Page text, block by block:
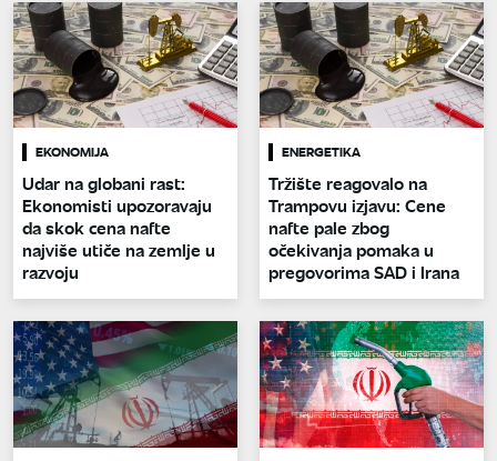
EKONOMIJA
Udar na globani rast:
Ekonomisti upozoravaju
da skok cena nafte
najviše utiče na zemlje u
razvoju
ENERGETIKA
Tržište reagovalo na
Trampovu izjavu: Cene
nafte pale zbog
očekivanja pomaka u
pregovorima SAD i Irana